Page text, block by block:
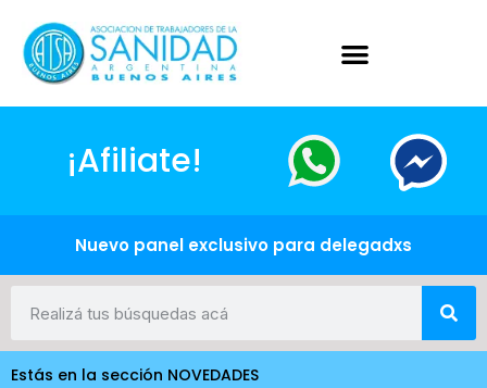
¡Afiliate!
Nuevo panel exclusivo para delegadxs
Estás en la sección NOVEDADES